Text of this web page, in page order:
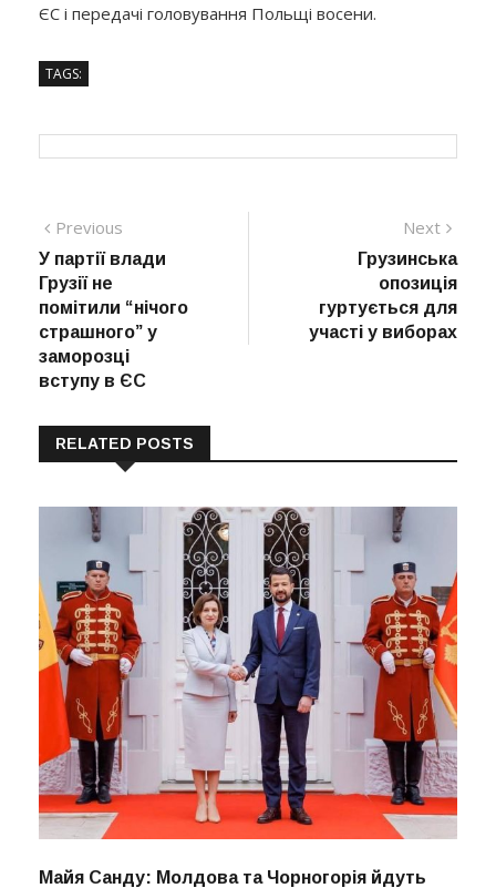
ЄС і передачі головування Польщі восени.
TAGS:
Навігація
записів
Previous
post:
У партії влади
Грузії не
помітили “нічого
страшного” у
заморозці
вступу в ЄС
Next
post:
Грузинська
опозиція
гуртується для
участі у виборах
RELATED POSTS
Майя Санду: Молдова та Чорногорія йдуть